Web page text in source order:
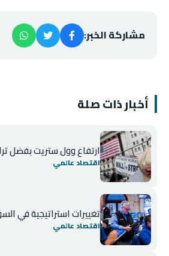
مشاركة الخبر:
أخبار ذات صلة
ارتفاع وول ستريت بفضل
اقتصاد عالمي
تغييرات استراتيجية في
اقتصاد عالمي